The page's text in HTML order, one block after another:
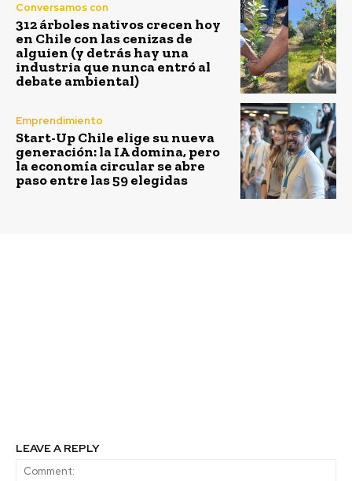
Conversamos con
312 árboles nativos crecen hoy
en Chile con las cenizas de
alguien (y detrás hay una
industria que nunca entró al
debate ambiental)
Emprendimiento
Start-Up Chile elige su nueva
generación: la IA domina, pero
la economía circular se abre
paso entre las 59 elegidas
LEAVE A REPLY